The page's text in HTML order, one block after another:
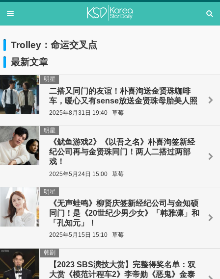
Trolley：命运交叉点
最新文章
二搭又同门的友谊！朴喜洵送金贤珠咖啡
车，暖心又有sense放送金贤珠母胎美人照
明星
2025年8月31日 19:40 草莓
《鱿鱼游戏2》《以吾之名》朴喜洵签新经
纪公司再与金贤珠同门！两人二搭过两部
戏！
明星
2025年5月24日 15:00 草莓
《无声蛙鸣》柳贤庆签新经纪公司与金知硕
同门！是《20世纪少男少女》「韩雅凛」和
「孔知元」！
明星
2025年5月15日 15:10 草莓
【2023 SBS演技大赏】完整得奖名单：双
大赏《模范计程车2》李帝勋《恶鬼》金泰
韩剧